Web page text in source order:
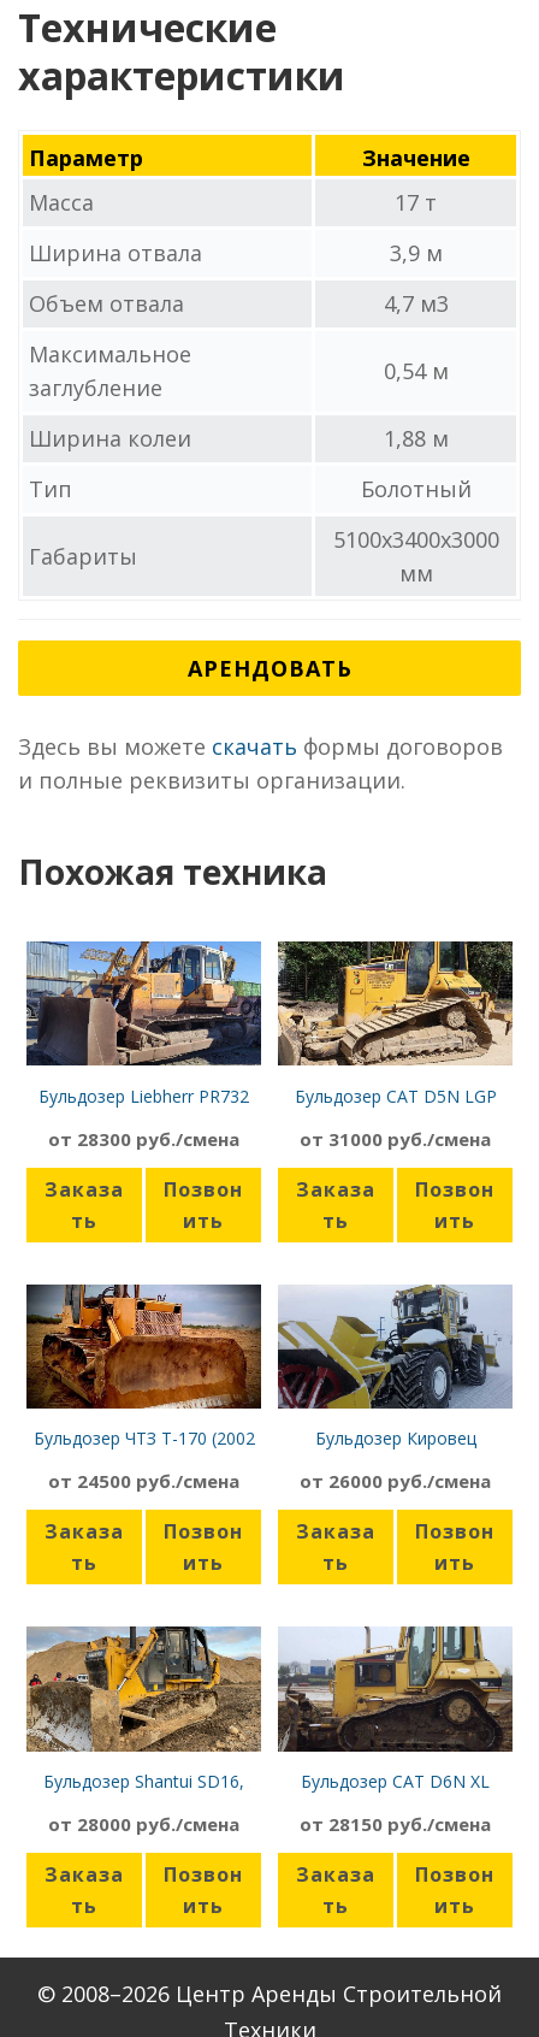
Технические
характеристики
Параметр
Значение
Масса
17 т
Ширина отвала
3,9 м
Объем отвала
4,7 м3
Максимальное
заглубление
0,54 м
Ширина колеи
1,88 м
Тип
Болотный
Габариты
5100x3400x3000
мм
АРЕНДОВАТЬ
Здесь вы можете скачать формы договоров
и полные реквизиты организации.
Похожая техника
Бульдозер Liebherr PR732
от 28300 руб./смена
Заказа
ть
Позвон
ить
Бульдозер CAT D5N LGP
от 31000 руб./смена
Заказа
ть
Позвон
ить
Бульдозер ЧТЗ Т-170 (2002
от 24500 руб./смена
Заказа
ть
Позвон
ить
Бульдозер Кировец
от 26000 руб./смена
Заказа
ть
Позвон
ить
Бульдозер Shantui SD16,
от 28000 руб./смена
Заказа
ть
Позвон
ить
Бульдозер CAT D6N XL
от 28150 руб./смена
Заказа
ть
Позвон
ить
© 2008–2026 Центр Аренды Строительной
Техники